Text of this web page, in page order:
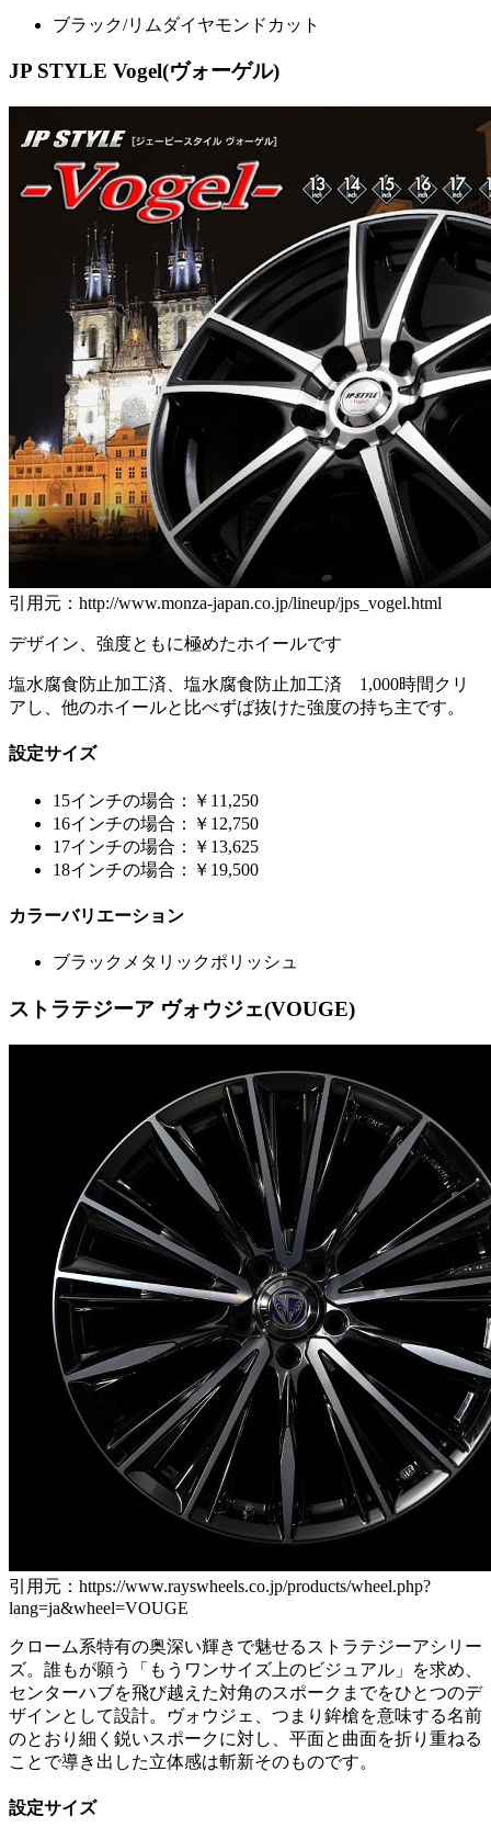
ブラック/リムダイヤモンドカット
JP STYLE Vogel(ヴォーゲル)
引用元：http://www.monza-japan.co.jp/lineup/jps_vogel.html
デザイン、強度ともに極めたホイールです
塩水腐食防止加工済、塩水腐食防止加工済 1,000時間クリ
アし、他のホイールと比べずば抜けた強度の持ち主です。
設定サイズ
15インチの場合：￥11,250
16インチの場合：￥12,750
17インチの場合：￥13,625
18インチの場合：￥19,500
カラーバリエーション
ブラックメタリックポリッシュ
ストラテジーア ヴォウジェ(VOUGE)
引用元：https://www.rayswheels.co.jp/products/wheel.php?
lang=ja&wheel=VOUGE
クローム系特有の奥深い輝きで魅せるストラテジーアシリー
ズ。誰もが願う「もうワンサイズ上のビジュアル」を求め、
センターハブを飛び越えた対角のスポークまでをひとつのデ
ザインとして設計。ヴォウジェ、つまり鉾槍を意味する名前
のとおり細く鋭いスポークに対し、平面と曲面を折り重ねる
ことで導き出した立体感は斬新そのものです。
設定サイズ